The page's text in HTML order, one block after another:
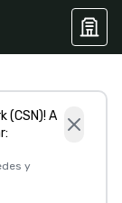
(CSN)! A
y